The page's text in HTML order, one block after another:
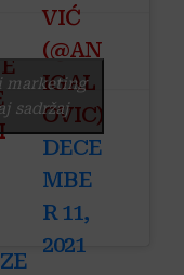
1
VIĆ
(@AN
IGAL
OVIC)
DECE
MBE
R 11,
2021
marketing
sadržaj